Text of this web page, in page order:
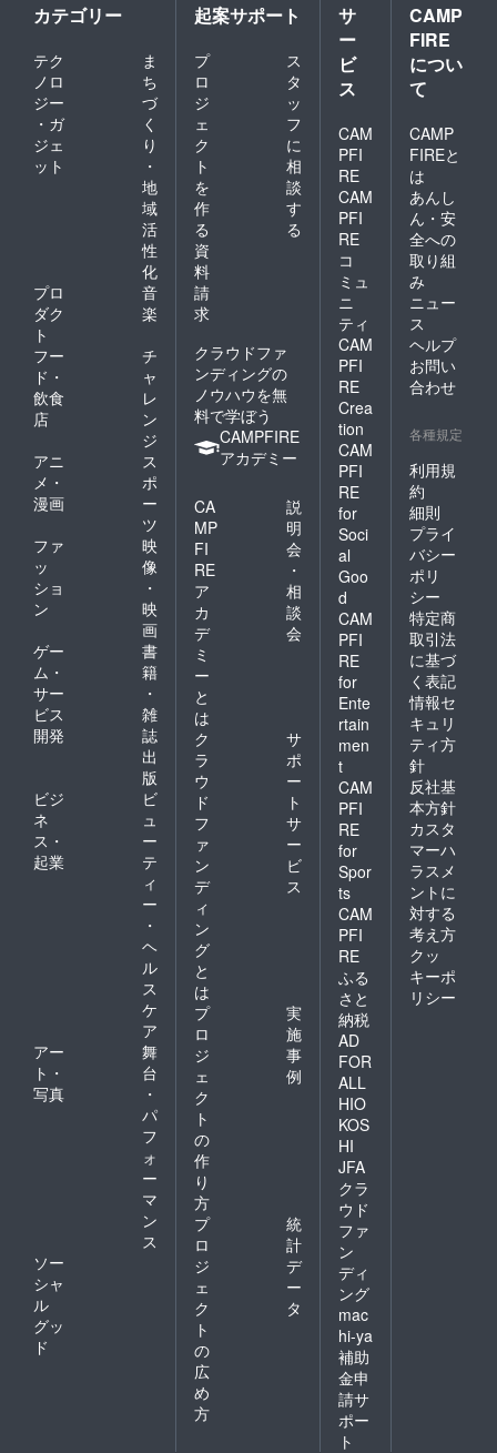
カテゴリー
テク
ノロ
ジー
・ガ
ジェ
ット
ま
ち
づ
く
り
・
地
域
活
性
化
プロ
ダク
ト
音
楽
フー
ド・
飲食
店
チ
ャ
レ
ン
ジ
アニ
メ・
漫画
ス
ポ
ー
ツ
ファ
ッ
ショ
ン
映
像
・
映
画
ゲー
ム・
サー
ビス
開発
書
籍
・
雑
誌
出
版
ビジ
ネ
ス・
起業
ビ
ュ
ー
テ
ィ
ー
・
ヘ
ル
ス
ケ
ア
アー
ト・
写真
舞
台
・
パ
フ
ォ
ー
マ
ン
ス
ソー
シャ
ル
グッ
ド
起案サポート
プ
ロ
ジ
ェ
ク
ト
を
作
る
ス
タ
ッ
フ
に
相
談
す
る
資
料
請
求
クラウドファ
ンディングの
ノウハウを無
料で学ぼう
CAMPFIRE
アカデミー
CA
MP
FI
RE
ア
カ
デ
ミ
ー
と
は
説
明
会
・
相
談
会
ク
ラ
ウ
ド
フ
ァ
ン
デ
ィ
ン
グ
と
は
サ
ポ
ー
ト
サ
ー
ビ
ス
プ
ロ
ジ
ェ
ク
ト
の
作
り
方
実
施
事
例
プ
ロ
ジ
ェ
ク
ト
の
広
め
方
統
計
デ
ー
タ
サ
ー
ビ
ス
CAM
PFI
RE
CAM
PFI
RE
コ
ミュ
ニ
ティ
CAM
PFI
RE
Crea
tion
CAM
PFI
RE
for
Soci
al
Goo
d
CAM
PFI
RE
for
Ente
rtain
men
t
CAM
PFI
RE
for
Spor
ts
CAM
PFI
RE
ふる
さと
納税
AD
FOR
ALL
HIO
KOS
HI
JFA
クラ
ウド
ファ
ン
ディ
ング
mac
hi-ya
補助
金申
請サ
ポー
ト
CAMP
FIRE
につい
て
CAMP
FIREと
は
あんし
ん・安
全への
取り組
み
ニュー
ス
ヘルプ
お問い
合わせ
各種規定
利用規
約
細則
プライ
バシー
ポリ
シー
特定商
取引法
に基づ
く表記
情報セ
キュリ
ティ方
針
反社基
本方針
カスタ
マーハ
ラスメ
ントに
対する
考え方
クッ
キーポ
リシー